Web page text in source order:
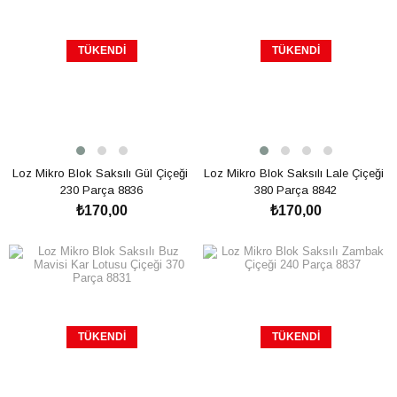
TÜKENDI
Loz Mikro Blok Saksılı Gül Çiçeği
230 Parça 8836
₺170,00
TÜKENDI
Loz Mikro Blok Saksılı Lale Çiçeği
380 Parça 8842
₺170,00
TÜKENDI TÜKENDI